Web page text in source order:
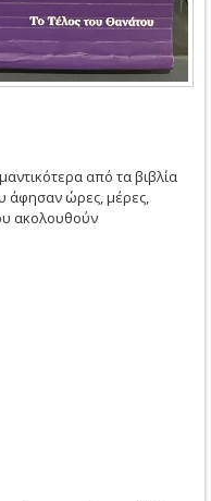
από τα βιβλία
άφησαν ώρες, μέρες,
ακολουθούν